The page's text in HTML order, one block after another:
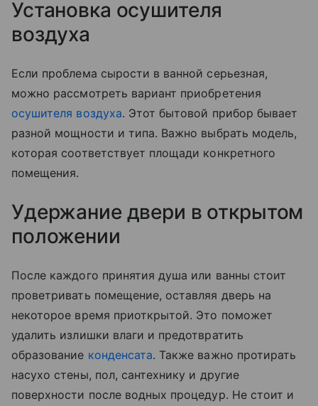
Установка осушителя
воздуха
Если проблема сырости в ванной серьезная,
можно рассмотреть вариант приобретения
осушителя воздуха. Этот бытовой прибор бывает
разной мощности и типа. Важно выбрать модель,
которая соответствует площади конкретного
помещения.
Удержание двери в открытом
положении
После каждого принятия душа или ванны стоит
проветривать помещение, оставляя дверь на
некоторое время приоткрытой. Это поможет
удалить излишки влаги и предотвратить
образование конденсата. Также важно протирать
насухо стены, пол, сантехнику и другие
поверхности после водных процедур. Не стоит и